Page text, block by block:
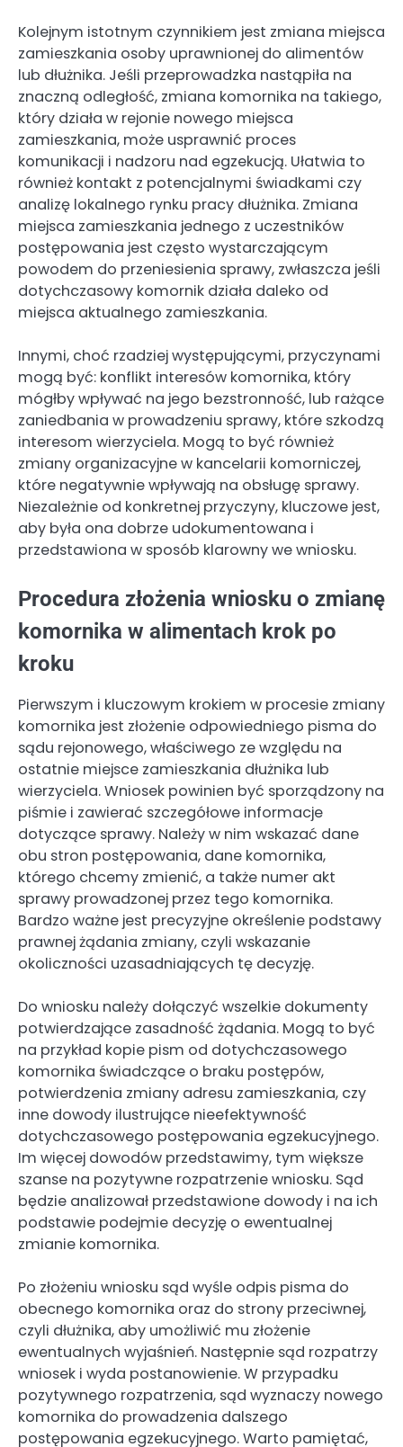
Kolejnym istotnym czynnikiem jest zmiana miejsca
zamieszkania osoby uprawnionej do alimentów
lub dłużnika. Jeśli przeprowadzka nastąpiła na
znaczną odległość, zmiana komornika na takiego,
który działa w rejonie nowego miejsca
zamieszkania, może usprawnić proces
komunikacji i nadzoru nad egzekucją. Ułatwia to
również kontakt z potencjalnymi świadkami czy
analizę lokalnego rynku pracy dłużnika. Zmiana
miejsca zamieszkania jednego z uczestników
postępowania jest często wystarczającym
powodem do przeniesienia sprawy, zwłaszcza jeśli
dotychczasowy komornik działa daleko od
miejsca aktualnego zamieszkania.
Innymi, choć rzadziej występującymi, przyczynami
mogą być: konflikt interesów komornika, który
mógłby wpływać na jego bezstronność, lub rażące
zaniedbania w prowadzeniu sprawy, które szkodzą
interesom wierzyciela. Mogą to być również
zmiany organizacyjne w kancelarii komorniczej,
które negatywnie wpływają na obsługę sprawy.
Niezależnie od konkretnej przyczyny, kluczowe jest,
aby była ona dobrze udokumentowana i
przedstawiona w sposób klarowny we wniosku.
Procedura złożenia wniosku o zmianę
komornika w alimentach krok po
kroku
Pierwszym i kluczowym krokiem w procesie zmiany
komornika jest złożenie odpowiedniego pisma do
sądu rejonowego, właściwego ze względu na
ostatnie miejsce zamieszkania dłużnika lub
wierzyciela. Wniosek powinien być sporządzony na
piśmie i zawierać szczegółowe informacje
dotyczące sprawy. Należy w nim wskazać dane
obu stron postępowania, dane komornika,
którego chcemy zmienić, a także numer akt
sprawy prowadzonej przez tego komornika.
Bardzo ważne jest precyzyjne określenie podstawy
prawnej żądania zmiany, czyli wskazanie
okoliczności uzasadniających tę decyzję.
Do wniosku należy dołączyć wszelkie dokumenty
potwierdzające zasadność żądania. Mogą to być
na przykład kopie pism od dotychczasowego
komornika świadczące o braku postępów,
potwierdzenia zmiany adresu zamieszkania, czy
inne dowody ilustrujące nieefektywność
dotychczasowego postępowania egzekucyjnego.
Im więcej dowodów przedstawimy, tym większe
szanse na pozytywne rozpatrzenie wniosku. Sąd
będzie analizował przedstawione dowody i na ich
podstawie podejmie decyzję o ewentualnej
zmianie komornika.
Po złożeniu wniosku sąd wyśle odpis pisma do
obecnego komornika oraz do strony przeciwnej,
czyli dłużnika, aby umożliwić mu złożenie
ewentualnych wyjaśnień. Następnie sąd rozpatrzy
wniosek i wyda postanowienie. W przypadku
pozytywnego rozpatrzenia, sąd wyznaczy nowego
komornika do prowadzenia dalszego
postępowania egzekucyjnego. Warto pamiętać,